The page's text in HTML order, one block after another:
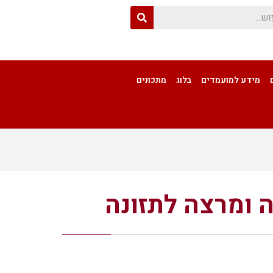
מידע למועמדים בלוג מתכונים
ומרצה לתזונה